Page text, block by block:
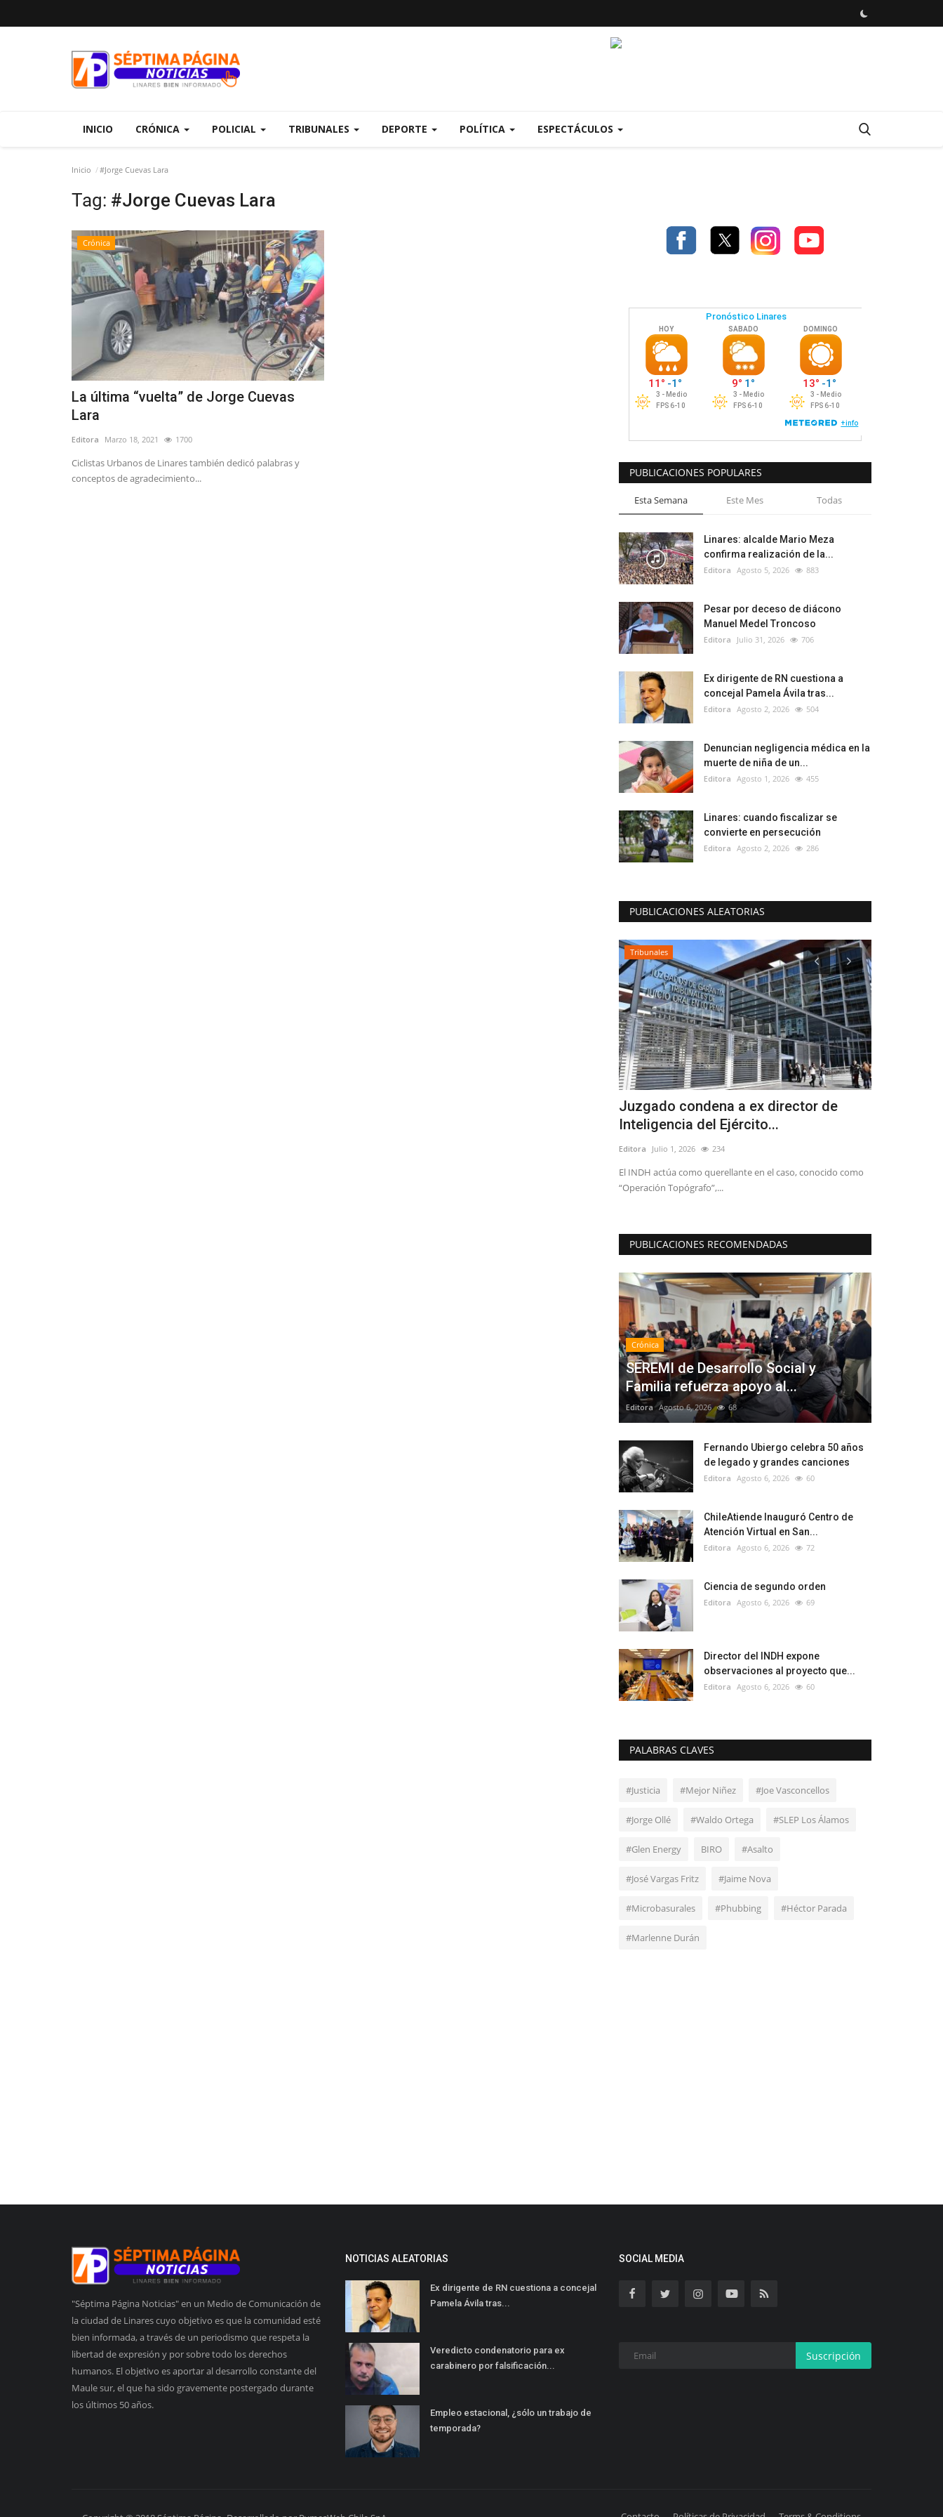
INICIO CRÓNICA POLICIAL TRIBUNALES DEPORTE POLÍTICA ESPECTÁCULOS
Inicio #Jorge Cuevas Lara
Tag: #Jorge Cuevas Lara
Crónica
La última “vuelta” de Jorge Cuevas
Lara
Editora Marzo 18, 2021 1700
Ciclistas Urbanos de Linares también dedicó palabras y
conceptos de agradecimiento...
PUBLICACIONES POPULARES
Esta Semana Este Mes Todas
Linares: alcalde Mario Meza
confirma realización de la...
Editora Agosto 5, 2026 883
Pesar por deceso de diácono
Manuel Medel Troncoso
Editora Julio 31, 2026 706
Ex dirigente de RN cuestiona a
concejal Pamela Ávila tras...
Editora Agosto 2, 2026 504
Denuncian negligencia médica en la
muerte de niña de un...
Editora Agosto 1, 2026 455
Linares: cuando fiscalizar se
convierte en persecución
Editora Agosto 2, 2026 286
PUBLICACIONES ALEATORIAS
Tribunales
Juzgado condena a ex director de
Inteligencia del Ejército...
Editora Julio 1, 2026 234
El INDH actúa como querellante en el caso, conocido como
“Operación Topógrafo”,...
PUBLICACIONES RECOMENDADAS
Crónica
SEREMI de Desarrollo Social y
Familia refuerza apoyo al...
Editora Agosto 6, 2026 68
Fernando Ubiergo celebra 50 años
de legado y grandes canciones
Editora Agosto 6, 2026 60
ChileAtiende Inauguró Centro de
Atención Virtual en San...
Editora Agosto 6, 2026 72
Ciencia de segundo orden
Editora Agosto 6, 2026 69
Director del INDH expone
observaciones al proyecto que...
Editora Agosto 6, 2026 60
PALABRAS CLAVES
#Justicia #Mejor Niñez #Joe Vasconcellos
#Jorge Ollé #Waldo Ortega #SLEP Los Álamos
#Glen Energy BIRO #Asalto
#José Vargas Fritz #Jaime Nova
#Microbasurales #Phubbing #Héctor Parada
#Marlenne Durán
"Séptima Página Noticias" en un Medio de Comunicación de
la ciudad de Linares cuyo objetivo es que la comunidad esté
bien informada, a través de un periodismo que respeta la
libertad de expresión y por sobre todo los derechos
humanos. El objetivo es aportar al desarrollo constante del
Maule sur, el que ha sido gravemente postergado durante
los últimos 50 años.
NOTICIAS ALEATORIAS
Ex dirigente de RN cuestiona a concejal
Pamela Ávila tras...
Veredicto condenatorio para ex
carabinero por falsificación...
Empleo estacional, ¿sólo un trabajo de
temporada?
SOCIAL MEDIA
Suscripción